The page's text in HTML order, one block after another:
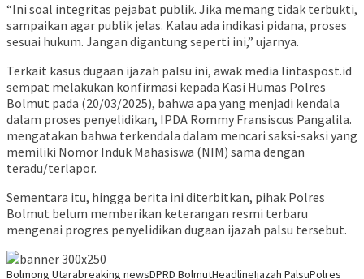
“Ini soal integritas pejabat publik. Jika memang tidak terbukti,
sampaikan agar publik jelas. Kalau ada indikasi pidana, proses
sesuai hukum. Jangan digantung seperti ini,” ujarnya.
Terkait kasus dugaan ijazah palsu ini, awak media lintaspost.id
sempat melakukan konfirmasi kepada Kasi Humas Polres
Bolmut pada (20/03/2025), bahwa apa yang menjadi kendala
dalam proses penyelidikan, IPDA Rommy Fransiscus Pangalila.
mengatakan bahwa terkendala dalam mencari saksi-saksi yang
memiliki Nomor Induk Mahasiswa (NIM) sama dengan
teradu/terlapor.
Sementara itu, hingga berita ini diterbitkan, pihak Polres
Bolmut belum memberikan keterangan resmi terbaru
mengenai progres penyelidikan dugaan ijazah palsu tersebut.
Bolmong Utarabreaking newsDPRD BolmutHeadlineIjazah PalsuPolres